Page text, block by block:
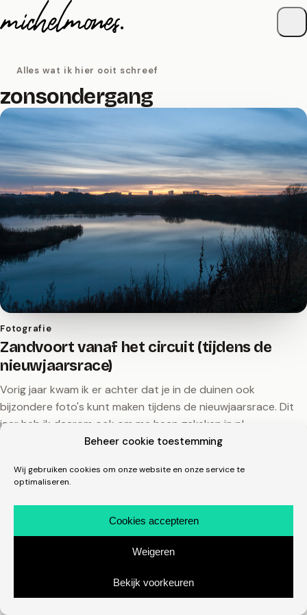
Beheer cookie toestemming
Wij gebruiken cookies om onze website en onze service te
optimaliseren.
Cookies accepteren
Weigeren
Bekijk voorkeuren
Naar de inhoud
Alles wat ik hier ooit schreef
zonsondergang
Fotografie
Zandvoort vanaf het circuit (tijdens de
nieuwjaarsrace)
Vorig jaar kwam ik er achter dat je in de duinen ook
bijzondere foto's kunt maken tijdens de nieuwjaarsrace. Dit
jaar heb ik daarom ook om me heen gekeken in pl…